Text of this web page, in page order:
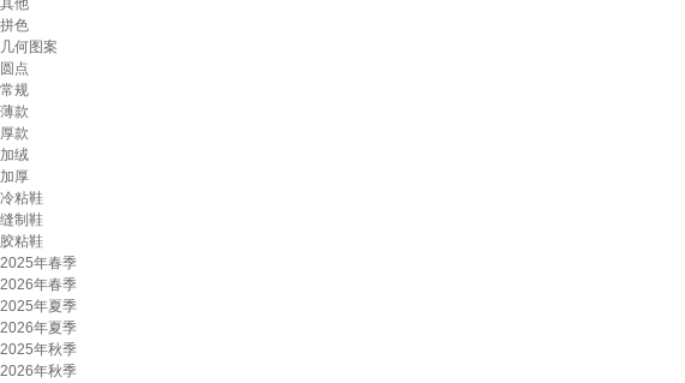
其他
拼色
几何图案
圆点
常规
薄款
厚款
加绒
加厚
冷粘鞋
缝制鞋
胶粘鞋
2025年春季
2026年春季
2025年夏季
2026年夏季
2025年秋季
2026年秋季